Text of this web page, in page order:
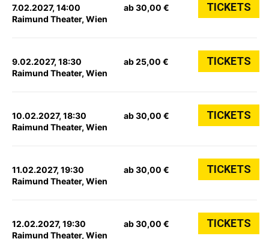
7.02.2027, 14:00
Raimund Theater, Wien
ab 30,00 € TICKETS
9.02.2027, 18:30
Raimund Theater, Wien
ab 25,00 € TICKETS
10.02.2027, 18:30
Raimund Theater, Wien
ab 30,00 € TICKETS
11.02.2027, 19:30
Raimund Theater, Wien
ab 30,00 € TICKETS
12.02.2027, 19:30
Raimund Theater, Wien
ab 30,00 € TICKETS